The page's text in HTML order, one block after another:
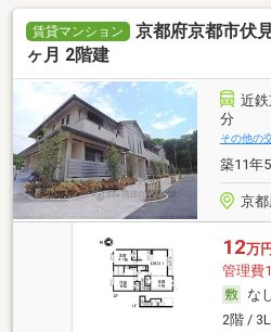
賃貸マンション
京都府京都市伏
ヶ月 2階建
近
分
その他の
築11年
京
12万円
管理費
な
2階 /